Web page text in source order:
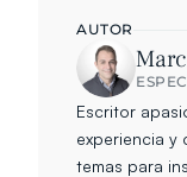
AUTOR
Escritor
experiencia y
temas para